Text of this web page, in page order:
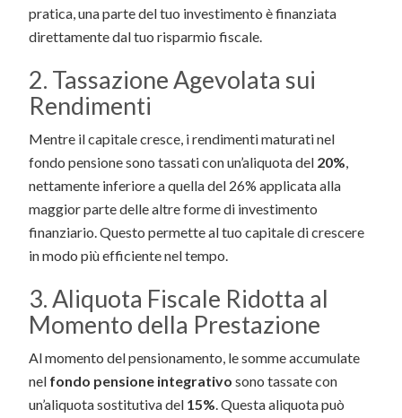
pratica, una parte del tuo investimento è finanziata
direttamente dal tuo risparmio fiscale.
2. Tassazione Agevolata sui
Rendimenti
Mentre il capitale cresce, i rendimenti maturati nel
fondo pensione sono tassati con un’aliquota del 20%,
nettamente inferiore a quella del 26% applicata alla
maggior parte delle altre forme di investimento
finanziario. Questo permette al tuo capitale di crescere
in modo più efficiente nel tempo.
3. Aliquota Fiscale Ridotta al
Momento della Prestazione
Al momento del pensionamento, le somme accumulate
nel fondo pensione integrativo sono tassate con
un’aliquota sostitutiva del 15%. Questa aliquota può